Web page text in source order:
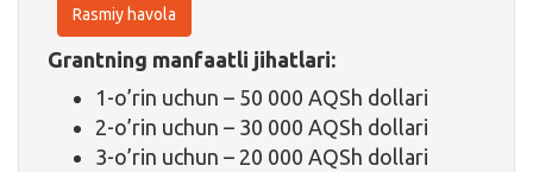
Rasmiy havola
Grantning manfaatli jihatlari:
1-o’rin uchun – 50 000 AQSh dollari
2-o’rin uchun – 30 000 AQSh dollari
3-o’rin uchun – 20 000 AQSh dollari